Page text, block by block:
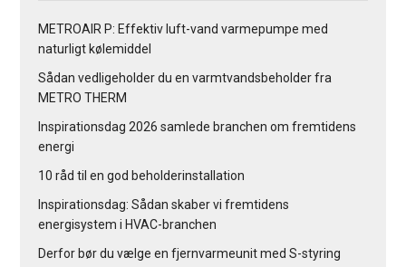
METROAIR P: Effektiv luft-vand varmepumpe med
naturligt kølemiddel
Sådan vedligeholder du en varmtvandsbeholder fra
METRO THERM
Inspirationsdag 2026 samlede branchen om fremtidens
energi
10 råd til en god beholderinstallation
Inspirationsdag: Sådan skaber vi fremtidens
energisystem i HVAC-branchen
Derfor bør du vælge en fjernvarmeunit med S-styring